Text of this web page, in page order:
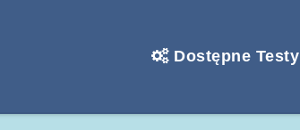
Dostępne Testy